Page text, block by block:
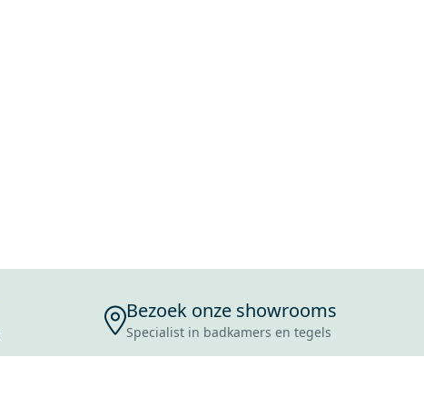
Bezoek onze showrooms
Specialist in badkamers en tegels